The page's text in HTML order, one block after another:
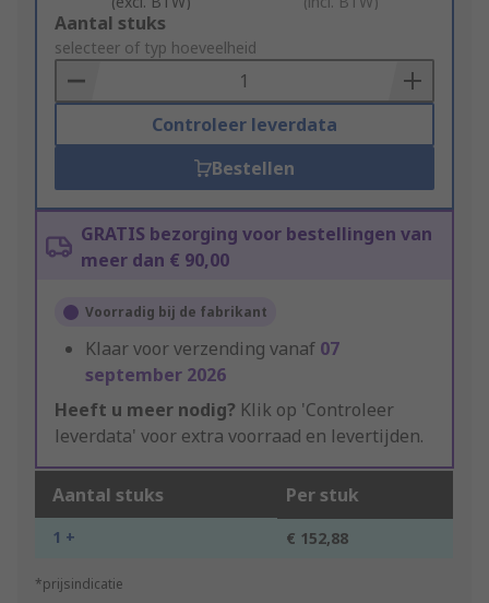
Add
to
Basket
Aantal stuks
selecteer of typ hoeveelheid
Controleer leverdata
Bestellen
GRATIS bezorging voor bestellingen van
meer dan € 90,00
Voorradig bij de fabrikant
Klaar voor verzending vanaf 07
september 2026
Heeft u meer nodig? Klik op 'Controleer
leverdata' voor extra voorraad en levertijden.
Aantal stuks Per stuk
1 + € 152,88
*prijsindicatie